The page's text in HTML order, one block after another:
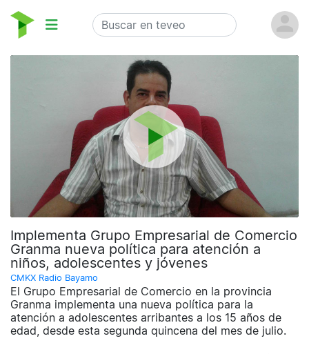
Implementa Grupo Empresarial de Comercio
Granma nueva política para atención a
niños, adolescentes y jóvenes
CMKX Radio Bayamo
El Grupo Empresarial de Comercio en la provincia
Granma implementa una nueva política para la
atención a adolescentes arribantes a los 15 años de
edad, desde esta segunda quincena del mes de julio.